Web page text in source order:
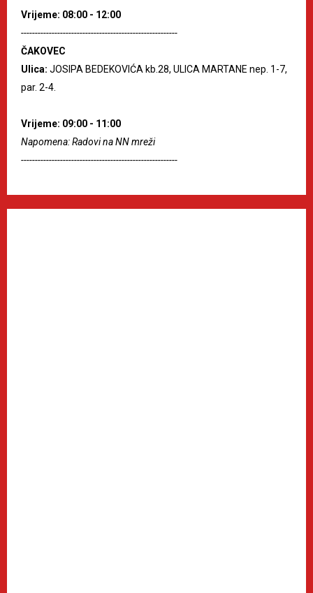
Vrijeme: 08:00 - 12:00
--------------------------------------------------------
ČAKOVEC
Ulica: JOSIPA BEDEKOVIĆA kb.28, ULICA MARTANE nep. 1-7,
par. 2-4.
Vrijeme: 09:00 - 11:00
Napomena: Radovi na NN mreži
--------------------------------------------------------